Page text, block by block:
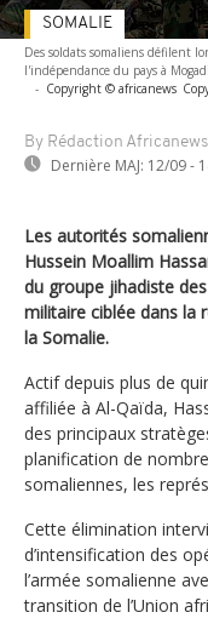
Des soldats somaliens défilent
l'indépendance du pays à
- Copyright © africanews
By Rédaction Africanews
Dernière MAJ: 12/09 -
SOMALIE
Les autorités
Hussein Moallim
du groupe jihadiste
militaire ciblée dans la
la Somalie.
Actif depuis plus de
affiliée à Al-Qaïda,
des principaux
planification de
somaliennes, les
Cette élimination
d’intensification des
l’armée somalienne
transition de l’Union